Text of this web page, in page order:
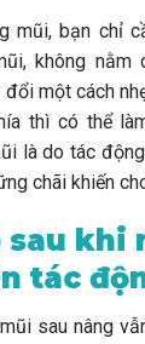
mũi, bạn chỉ
không
một cách
thì có thể
là do tác
chãi khiến
sau khi
tác
sau nâng